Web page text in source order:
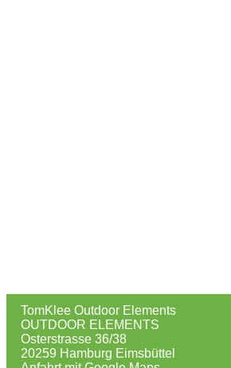
TomKlee Outdoor Elements
OUTDOOR ELEMENTS
Osterstrasse 36/38
20259 Hamburg Eimsbüttel